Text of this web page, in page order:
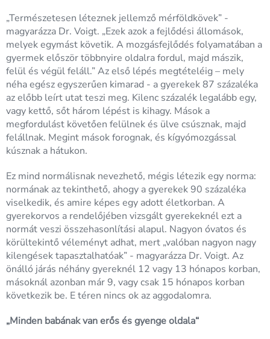
„Természetesen léteznek jellemző mérföldkövek” -
magyarázza Dr. Voigt. „Ezek azok a fejlődési állomások,
melyek egymást követik. A mozgásfejlődés folyamatában a
gyermek először többnyire oldalra fordul, majd mászik,
felül és végül feláll.” Az első lépés megtételéig – mely
néha egész egyszerűen kimarad - a gyerekek 87 százaléka
az előbb leírt utat teszi meg. Kilenc százalék legalább egy,
vagy kettő, sőt három lépést is kihagy. Mások a
megfordulást követően felülnek és ülve csúsznak, majd
felállnak. Megint mások forognak, és kígyómozgással
kúsznak a hátukon.
Ez mind normálisnak nevezhető, mégis létezik egy norma:
normának az tekinthető, ahogy a gyerekek 90 százaléka
viselkedik, és amire képes egy adott életkorban. A
gyerekorvos a rendelőjében vizsgált gyerekeknél ezt a
normát veszi összehasonlítási alapul. Nagyon óvatos és
körültekintő véleményt adhat, mert „valóban nagyon nagy
kilengések tapasztalhatóak” - magyarázza Dr. Voigt. Az
önálló járás néhány gyereknél 12 vagy 13 hónapos korban,
másoknál azonban már 9, vagy csak 15 hónapos korban
következik be. E téren nincs ok az aggodalomra.
„Minden babának van erős és gyenge oldala“